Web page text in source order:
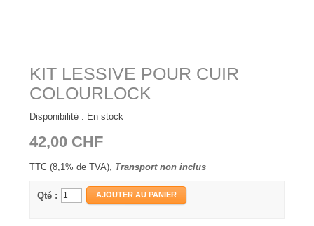
KIT LESSIVE POUR CUIR
COLOURLOCK
Disponibilité : En stock
42,00 CHF
TTC (8,1% de TVA), Transport non inclus
Qté : AJOUTER AU PANIER